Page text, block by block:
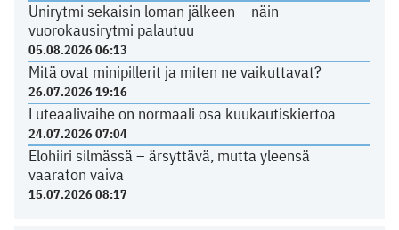
Unirytmi sekaisin loman jälkeen – näin
vuorokausirytmi palautuu
05.08.2026 06:13
Mitä ovat minipillerit ja miten ne vaikuttavat?
26.07.2026 19:16
Luteaalivaihe on normaali osa kuukautiskiertoa
24.07.2026 07:04
Elohiiri silmässä – ärsyttävä, mutta yleensä
vaaraton vaiva
15.07.2026 08:17